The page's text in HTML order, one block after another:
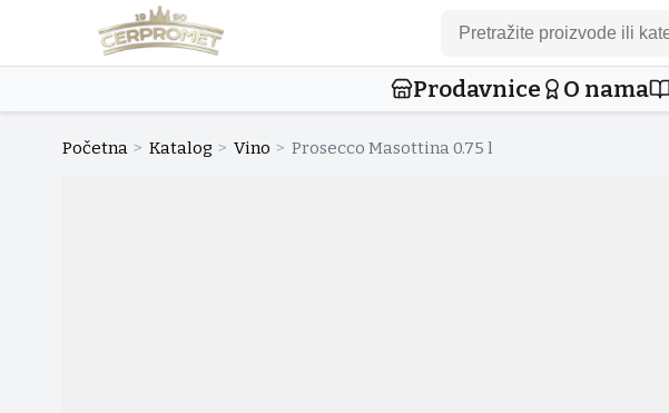
Prodavnice O nama
Početna > Katalog > Vino > Prosecco Masottina 0.75 l